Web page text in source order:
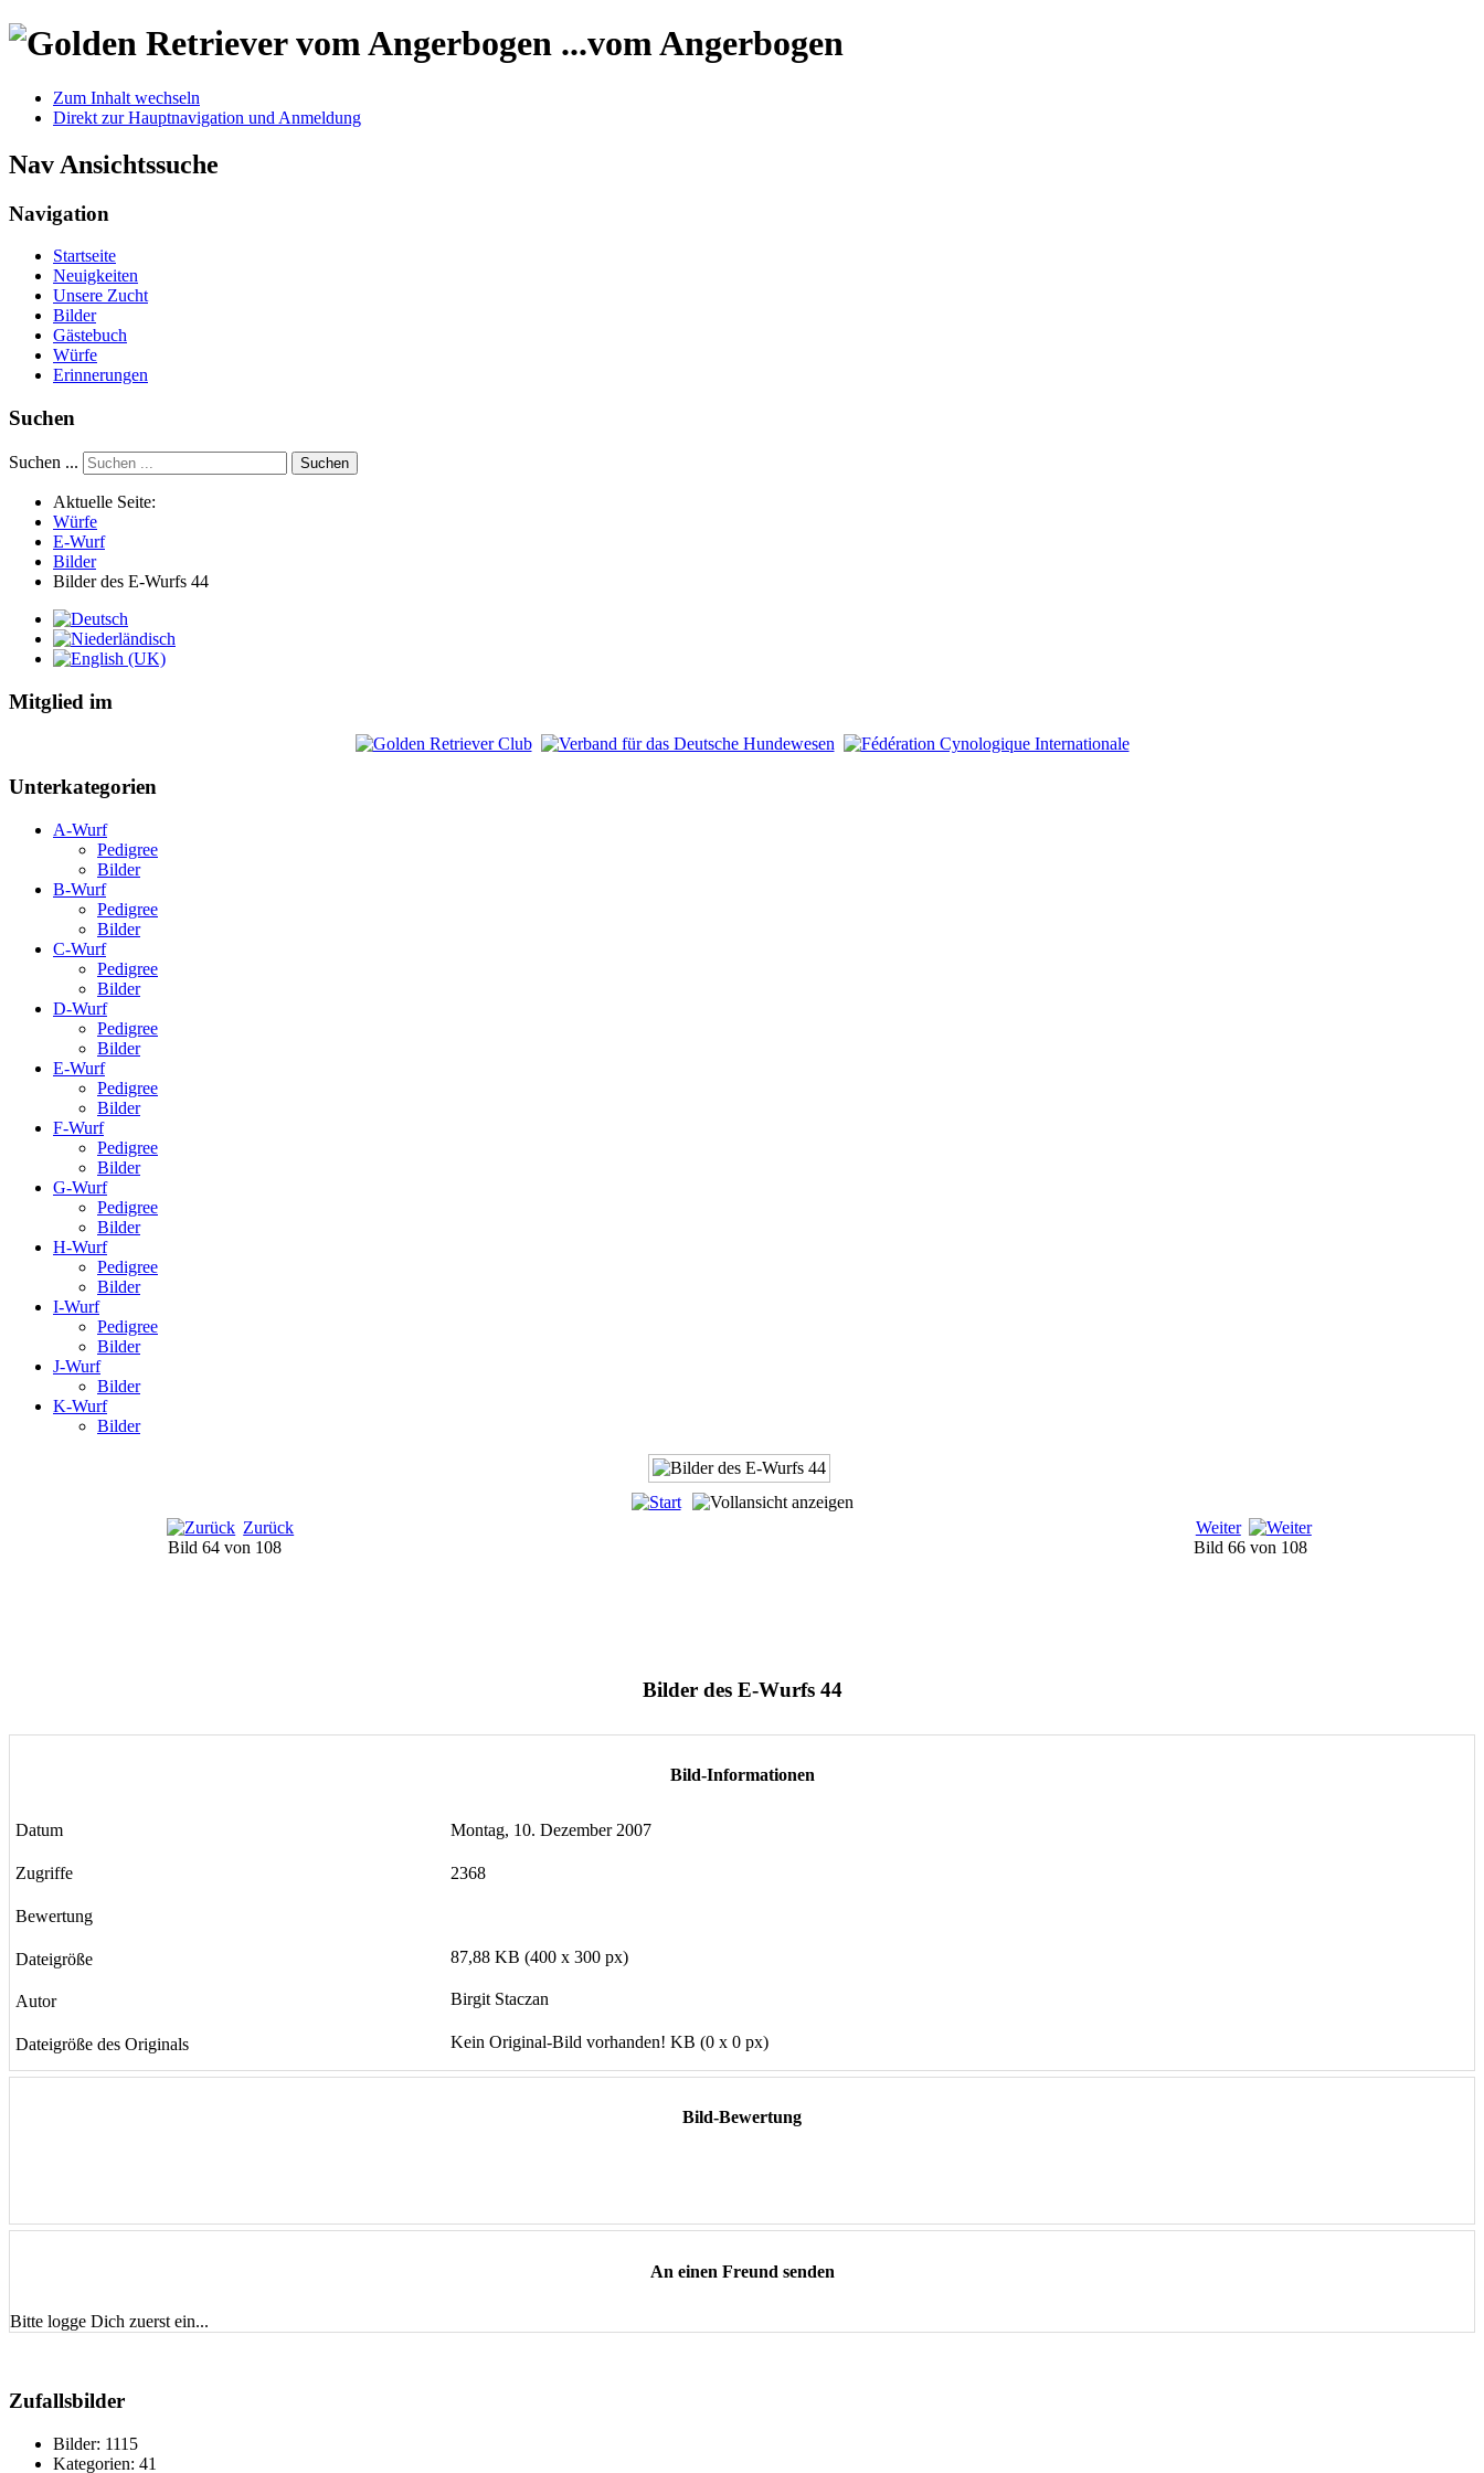
...vom Angerbogen
Zum Inhalt wechseln
Direkt zur Hauptnavigation und Anmeldung
Nav Ansichtssuche
Navigation
Startseite
Neuigkeiten
Unsere Zucht
Bilder
Gästebuch
Würfe
Erinnerungen
Suchen
Suchen ... Suchen
Aktuelle Seite:
Würfe
E-Wurf
Bilder
Bilder des E-Wurfs 44
Mitglied im
Unterkategorien
A-Wurf
Pedigree
Bilder
B-Wurf
Pedigree
Bilder
C-Wurf
Pedigree
Bilder
D-Wurf
Pedigree
Bilder
E-Wurf
Pedigree
Bilder
F-Wurf
Pedigree
Bilder
G-Wurf
Pedigree
Bilder
H-Wurf
Pedigree
Bilder
I-Wurf
Pedigree
Bilder
J-Wurf
Bilder
K-Wurf
Bilder
Zurück
Bild 64 von 108
Weiter
Bild 66 von 108
Bilder des E-Wurfs 44
Bild-Informationen
Datum Montag, 10. Dezember 2007
Zugriffe 2368
Bewertung
Dateigröße 87,88 KB (400 x 300 px)
Autor Birgit Staczan
Dateigröße des Originals Kein Original-Bild vorhanden! KB (0 x 0 px)
Bild-Bewertung
An einen Freund senden
Bitte logge Dich zuerst ein...
Zufallsbilder
Bilder: 1115
Kategorien: 41